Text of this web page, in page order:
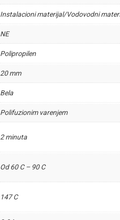
Instalacioni materijal/Vodovodni
NE
Polipropilen
20 mm
Bela
Polifuzionim varenjem
2 minuta
Od 60 C – 90 C
147 C